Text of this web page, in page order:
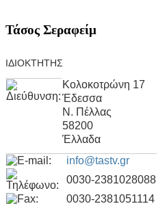
Τάσος Σεραφείμ
ΙΔΙΟΚΤΗΤΗΣ
Κολοκοτρώνη 17
Έδεσσα
Ν. Πέλλας
58200
Έλλαδα
info@tastv.gr
0030-2381028088
0030-2381051114